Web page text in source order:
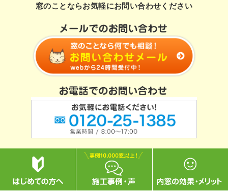
窓のことならお気軽にお問い合わせください